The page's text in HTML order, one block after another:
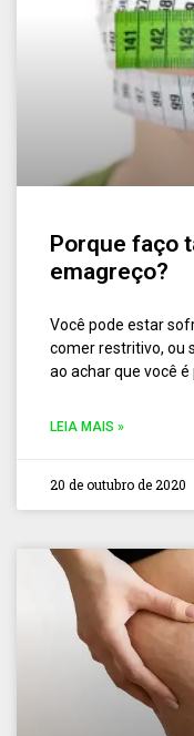
Porque faço
emagreço?
Você pode estar
comer restritivo, ou
ao achar que você é
LEIA MAIS »
20 de outubro de 2020